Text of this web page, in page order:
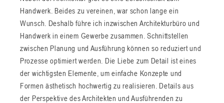
Handwerk. Beides zu vereinen, war schon lange ein
Wunsch. Deshalb führe ich inzwischen Architekturbüro und
Handwerk in einem Gewerbe zusammen. Schnittstellen
zwischen Planung und Ausführung können so reduziert und
Prozesse optimiert werden. Die Liebe zum Detail ist eines
der wichtigsten Elemente, um einfache Konzepte und
Formen ästhetisch hochwertig zu realisieren. Details aus
der Perspektive des Architekten und Ausführenden zu